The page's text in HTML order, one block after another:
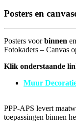
Posters en
Posters voorbinnen en
Fotokaders – Canvas
Klik onderstaande
Muur
PPP-APS levert
toepassingen binnen